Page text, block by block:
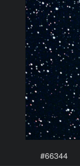
#66344